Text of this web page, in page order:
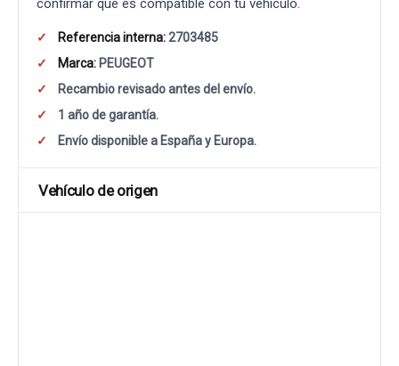
confirmar que es compatible con tu vehículo.
Referencia interna:2703485
Marca: PEUGEOT
Recambio revisado antes del envío.
1 año de garantía.
Envío disponible a España y Europa.
Vehículo de origen